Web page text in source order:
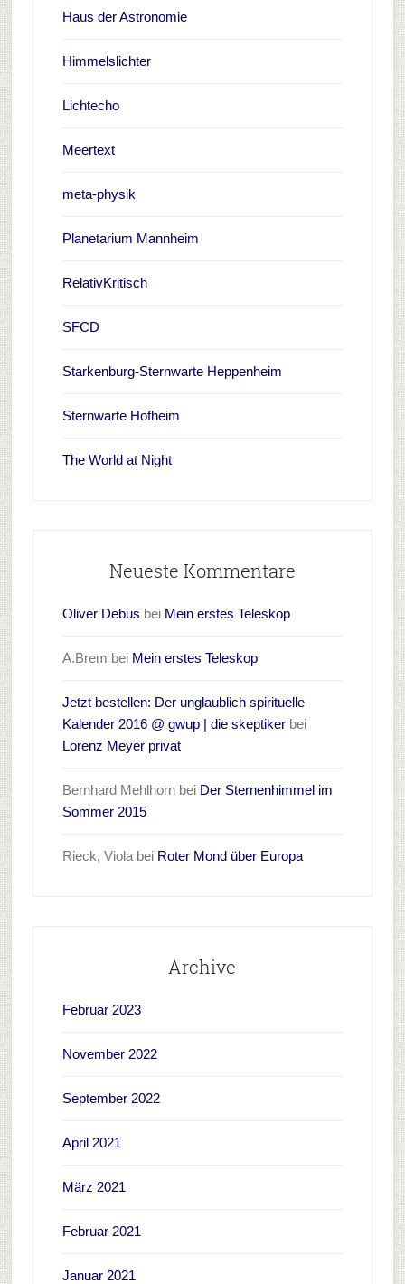
Haus der Astronomie
Himmelslichter
Lichtecho
Meertext
meta-physik
Planetarium Mannheim
RelativKritisch
SFCD
Starkenburg-Sternwarte Heppenheim
Sternwarte Hofheim
The World at Night
Neueste Kommentare
Oliver Debus bei Mein erstes Teleskop
A.Brem bei Mein erstes Teleskop
Jetzt bestellen: Der unglaublich spirituelle
Kalender 2016 @ gwup | die skeptikerbei
Lorenz Meyer privat
Bernhard Mehlhornbei Der Sternenhimmel im
Sommer 2015
Rieck, Violabei Roter Mond über Europa
Archive
Februar 2023
November 2022
September 2022
April 2021
März 2021
Februar 2021
Januar 2021